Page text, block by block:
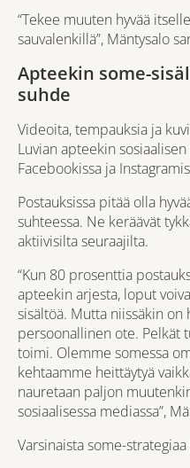
“Tekee muuten hyvää
sauvalenkillä”, Mäntysalo
Apteekin some-
suhde
Videoita, tempauksia ja
Luvian apteekin
Facebookissa ja
Postauksissa pitää olla
suhteessa. Ne keräävät
aktiivisilta seuraajilta.
“Kun 80 prosenttia
apteekin arjesta, loput
sisältöä. Mutta niissäkin
persoonallinen ote. Pelkät
toimi. Olemme somessa
kehtaamme heittäytyä
nauretaan paljon
sosiaalisessa mediassa”,
Varsinaista some-